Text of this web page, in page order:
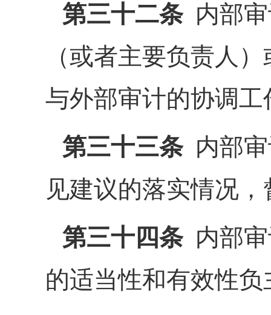
第三十二条内部审
（或者主要负责人
与外部审计的协调工
第三十三条内部审
见建议的落实情况
第三十四条 内部
的适当性和有效性